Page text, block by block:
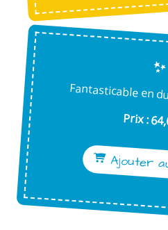
Fantasticable en
Prix :
Ajouter